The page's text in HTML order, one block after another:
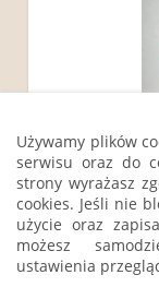
Beret
Używamy plików
serwisu oraz do
strony wyrażasz
cookies. Jeśli nie
użycie oraz
możesz
ustawienia